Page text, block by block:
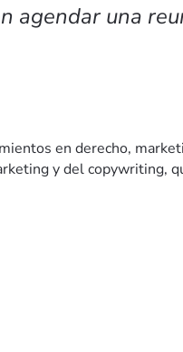
agendar una
en derecho,
y del copywriting,